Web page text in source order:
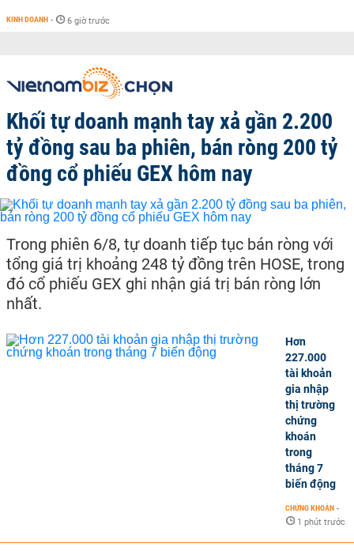
KINH DOANH - 6 giờ trước
Khối tự doanh mạnh tay xả gần 2.200
tỷ đồng sau ba phiên, bán ròng 200 tỷ
đồng cổ phiếu GEX hôm nay
Trong phiên 6/8, tự doanh tiếp tục bán ròng với
tổng giá trị khoảng 248 tỷ đồng trên HOSE, trong
đó cổ phiếu GEX ghi nhận giá trị bán ròng lớn
nhất.
Hơn
227.000
tài khoản
gia nhập
thị trường
chứng
khoán
trong
tháng 7
biến động
CHỨNG KHOÁN -
1 phút trước